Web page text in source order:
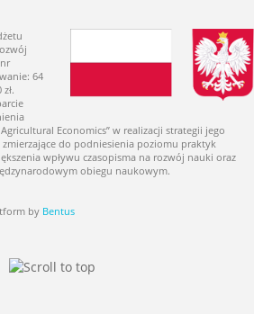
64
Economics” w realizacji strategii jego
do podniesienia poziomu praktyk
wpływu czasopisma na rozwój nauki oraz
obiegu naukowym.
by Bentus